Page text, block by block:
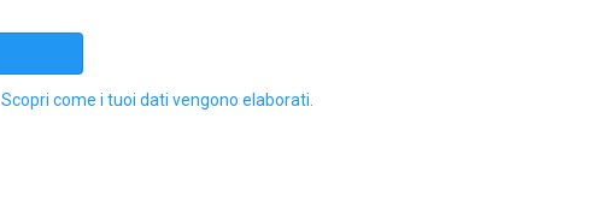
Scopri come i tuoi dati vengono elaborati